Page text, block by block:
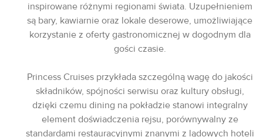
inspirowane różnymi regionami świata. Uzupełnieniem
są bary, kawiarnie oraz lokale deserowe, umożliwiające
korzystanie z oferty gastronomicznej w dogodnym dla
gości czasie.
Princess Cruises przykłada szczególną wagę do jakości
składników, spójności serwisu oraz kultury obsługi,
dzięki czemu dining na pokładzie stanowi integralny
element doświadczenia rejsu, porównywalny ze
standardami restauracyjnymi znanymi z lądowych hoteli